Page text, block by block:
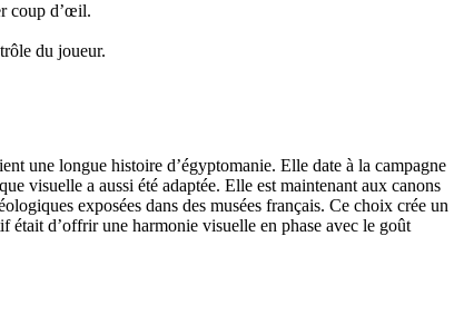
coup d’œil.
du joueur.
une longue histoire d’égyptomanie. Elle date à la campagne
visuelle a aussi été adaptée. Elle est maintenant aux canons
exposées dans des musées français. Ce choix crée un
était d’offrir une harmonie visuelle en phase avec le goût